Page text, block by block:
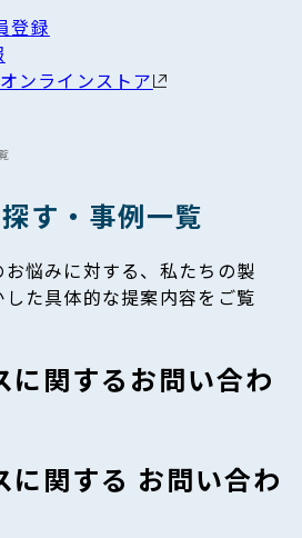
登録
オンラインストア
す・事例一覧
悩みに対する、私たちの製
た具体的な提案内容をご覧
に関するお問い合わ
に関する お問い合わ